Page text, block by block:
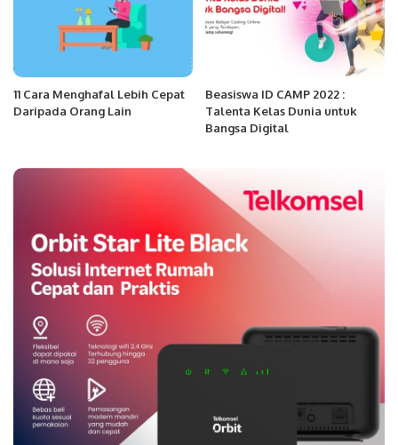
11 Cara Menghafal Lebih Cepat
Daripada Orang Lain
Beasiswa ID CAMP 2022 :
Talenta Kelas Dunia untuk
Bangsa Digital